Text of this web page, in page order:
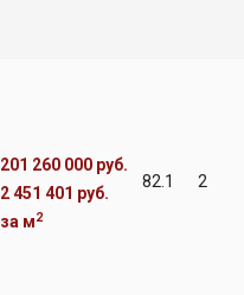
201 260 000 руб.
2 451 401 руб.
за м2
82.1 2